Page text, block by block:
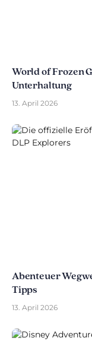
World of Frozen
Unterhaltung
13. April 2026
Abenteuer
Tipps
13. April 2026